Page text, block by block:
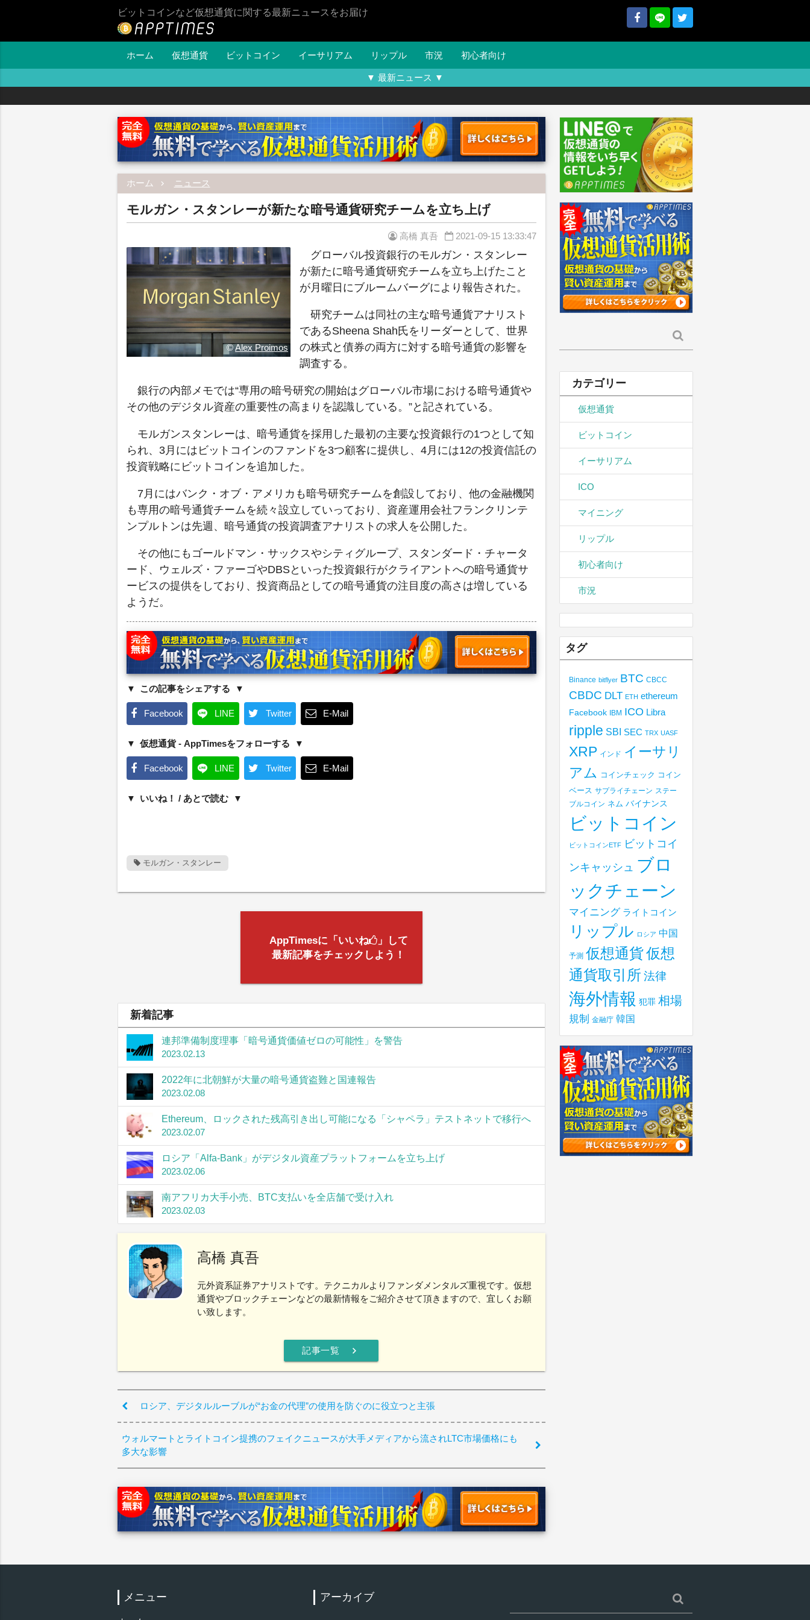
ビットコインなど仮想通貨に関する最新ニュースをお届け
ホーム 仮想通貨 ビットコイン イーサリアム リップル 市況 初心者向け
▼ 最新ニュース ▼
ホーム ニュース
モルガン・スタンレーが新たな暗号通貨研究チームを立ち上げ
高橋 真吾 2021-09-15 13:33:47
©Alex Proimos
グローバル投資銀行のモルガン・スタンレー
が新たに暗号通貨研究チームを立ち上げたこと
が月曜日にブルームバーグにより報告された。
研究チームは同社の主な暗号通貨アナリスト
であるSheena Shah氏をリーダーとして、世界
の株式と債券の両方に対する暗号通貨の影響を
調査する。
銀行の内部メモでは“専用の暗号研究の開始はグローバル市場における暗号通貨や
その他のデジタル資産の重要性の高まりを認識している。”と記されている。
モルガンスタンレーは、暗号通貨を採用した最初の主要な投資銀行の1つとして知
られ、3月にはビットコインのファンドを3つ顧客に提供し、4月には12の投資信託の
投資戦略にビットコインを追加した。
7月にはバンク・オブ・アメリカも暗号研究チームを創設しており、他の金融機関
も専用の暗号通貨チームを続々設立していっており、資産運用会社フランクリンテ
ンプルトンは先週、暗号通貨の投資調査アナリストの求人を公開した。
その他にもゴールドマン・サックスやシティグループ、スタンダード・チャータ
ード、ウェルズ・ファーゴやDBSといった投資銀行がクライアントへの暗号通貨サ
ービスの提供をしており、投資商品としての暗号通貨の注目度の高さは増している
ようだ。
この記事をシェアする
Facebook LINE Twitter E-Mail
仮想通貨 - AppTimesをフォローする
Facebook LINE Twitter E-Mail
いいね！ / あとで読む
モルガン・スタンレー
AppTimesに「いいね
」して
最新記事をチェックしよう！
新着記事
連邦準備制度理事「暗号通貨価値ゼロの可能性」を警告
2023.02.13
2022年に北朝鮮が大量の暗号通貨盗難と国連報告
2023.02.08
Ethereum、ロックされた残高引き出し可能になる「シャペラ」テストネットで移行へ
2023.02.07
ロシア「Alfa-Bank」がデジタル資産プラットフォームを立ち上げ
2023.02.06
南アフリカ大手小売、BTC支払いを全店舗で受け入れ
2023.02.03
高橋 真吾
元外資系証券アナリストです。テクニカルよりファンダメンタルズ重視です。仮想
通貨やブロックチェーンなどの最新情報をご紹介させて頂きますので、宜しくお願
い致します。
記事一覧 chevron_right
ロシア、デジタルルーブルが“お金の代理”の使用を防ぐのに役立つと主張
ウォルマートとライトコイン提携のフェイクニュースが大手メディアから流されLTC市場価格にも
多大な影響
索:
カテゴリー
仮想通貨
ビットコイン
イーサリアム
ICO
マイニング
リップル
初心者向け
市況
タグ
Binance bitflyer BTC CBCC
CBDC DLT ETH ethereum
Facebook IBM ICO Libra
ripple SBI SEC TRX UASF
XRP インド イーサリ
アム コインチェック コイン
ベース サプライチェーン ステー
ブルコイン ネム バイナンス
ビットコイン
ビットコインETF
ビットコイ
ンキャッシュ ブロ
ックチェーン
マイニング ライトコイン
リップル ロシア 中国
予測 仮想通貨仮想
通貨取引所 法律
海外情報 犯罪 相場
規制 金融庁 韓国
メニュー アーカイブ
索: